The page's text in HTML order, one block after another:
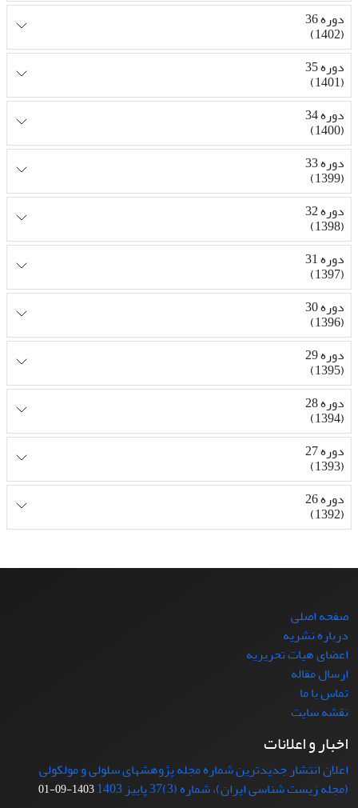
دوره 36
(1402)
دوره 35
(1401)
دوره 34
(1400)
دوره 33
(1399)
دوره 32
(1398)
دوره 31
(1397)
دوره 30
(1396)
دوره 29
(1395)
دوره 28
(1394)
دوره 27
(1393)
دوره 26
(1392)
صفحه اصلی
درباره نشریه
اعضای هیات تحریریه
ارسال مقاله
تماس با ما
نقشه سایت
اخبار و اعلانات
اعلان انتشار جدیدترین شماره مجله پژوهشهای سلولی و مولکولی
(مجله زیست شناسی ایران)، شماره (3)37 پاییز 1403
1403-09-01